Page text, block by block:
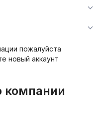
***
***
пожалуйста
новый аккаунт
компании